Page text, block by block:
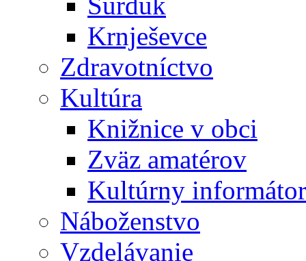
Krnješevce
Zdravotníctvo
Kultúra
Knižnice v obci
Zväz amatérov
Kultúrny informátor
Náboženstvo
Vzdelávanie